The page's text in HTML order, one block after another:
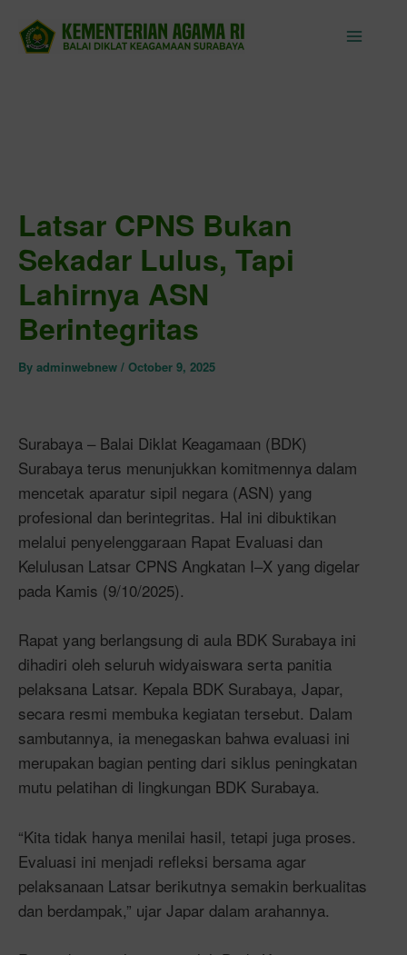
content
Latsar CPNS Bukan
Sekadar Lulus, Tapi
Lahirnya ASN
Berintegritas
By adminwebnew / October 9, 2025
Surabaya – Balai Diklat Keagamaan (BDK)
Surabaya terus menunjukkan komitmennya dalam
mencetak aparatur sipil negara (ASN) yang
profesional dan berintegritas. Hal ini dibuktikan
melalui penyelenggaraan Rapat Evaluasi dan
Kelulusan Latsar CPNS Angkatan I–X yang digelar
pada Kamis (9/10/2025).
Rapat yang berlangsung di aula BDK Surabaya ini
dihadiri oleh seluruh widyaiswara serta panitia
pelaksana Latsar. Kepala BDK Surabaya, Japar,
secara resmi membuka kegiatan tersebut. Dalam
sambutannya, ia menegaskan bahwa evaluasi ini
merupakan bagian penting dari siklus peningkatan
mutu pelatihan di lingkungan BDK Surabaya.
“Kita tidak hanya menilai hasil, tetapi juga proses.
Evaluasi ini menjadi refleksi bersama agar
pelaksanaan Latsar berikutnya semakin berkualitas
dan berdampak,” ujar Japar dalam arahannya.